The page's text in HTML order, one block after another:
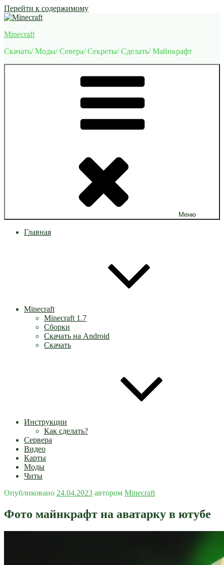
Перейти к содержимому
Minecraft
Скачать/ Моды/ Севера/ Секреты/ Сделать/ Майнкрафт
Меню
Главная
Minecraft
Minecraft 1.7
Сборки
Скачать на Android
Скачать
Инструкции
Как сделать?
Сервера
Видео
Карты
Моды
Читы
Опубликовано 24.04.2023 автором Minecraft
Фото майнкрафт на аватарку в ютубе